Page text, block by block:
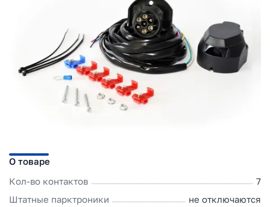
О товаре
Кол-во контактов
7
Штатные парктроники
не отключаются